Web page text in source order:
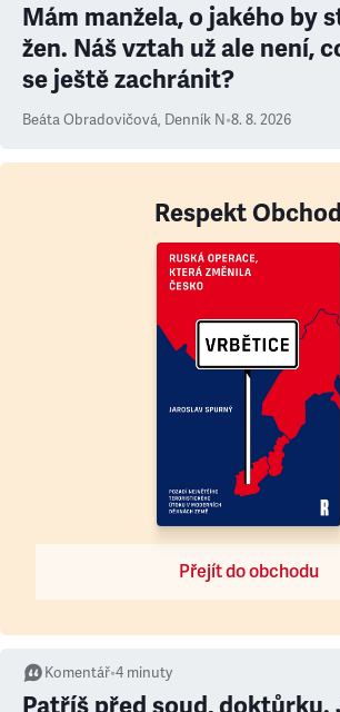
Mám manžela, o jakého by
žen. Náš vztah už ale není,
se ještě zachránit?
Beáta Obradovičová, Denník N•8. 8. 2026
Respekt Obchod
Přejít do obchodu
Komentář•4 minuty
Patříš před soud, doktůrku.